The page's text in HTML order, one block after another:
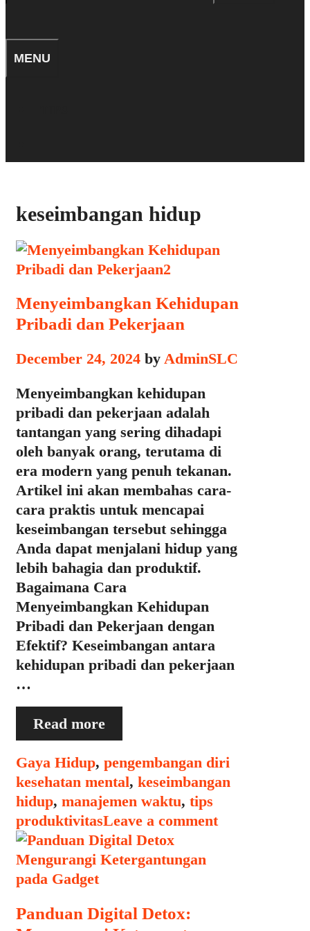
MENU
keseimbangan hidup
Menyeimbangkan Kehidupan
Pribadi dan Pekerjaan
December 24, 2024 by AdminSLC
Menyeimbangkan kehidupan
pribadi dan pekerjaan adalah
tantangan yang sering dihadapi
oleh banyak orang, terutama di
era modern yang penuh tekanan.
Artikel ini akan membahas cara-
cara praktis untuk mencapai
keseimbangan tersebut sehingga
Anda dapat menjalani hidup yang
lebih bahagia dan produktif.
Bagaimana Cara
Menyeimbangkan Kehidupan
Pribadi dan Pekerjaan dengan
Efektif? Keseimbangan antara
kehidupan pribadi dan pekerjaan
…
Read moreMenyeimbangkan
Kehidupan
Pribadi
dan
Pekerjaan
Categories
Gaya Hidup, pengembangan diri
kesehatan mental, keseimbangan
hidup, manajemen waktu, tips
produktivitasLeave a comment
Panduan Digital Detox: